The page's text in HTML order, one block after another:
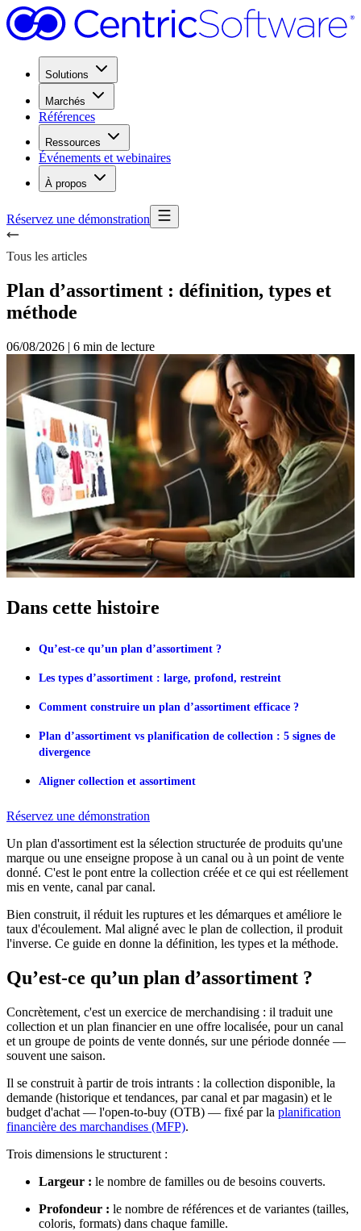
Solutions
Marchés
Références
Ressources
Événements et webinaires
À propos
Réservez une démonstration
Tous les articles
Plan d’assortiment : définition, types et
méthode
06/08/2026 | 6 min de lecture
Dans cette histoire
Qu’est-ce qu’un plan d’assortiment ?
Les types d’assortiment : large, profond, restreint
Comment construire un plan d’assortiment efficace ?
Plan d’assortiment vs planification de collection : 5 signes de
divergence
Aligner collection et assortiment
Réservez une démonstration
Un plan d'assortiment est la sélection structurée de produits qu'une
marque ou une enseigne propose à un canal ou à un point de vente
donné. C'est le pont entre la collection créée et ce qui est réellement
mis en vente, canal par canal.
Bien construit, il réduit les ruptures et les démarques et améliore le
taux d'écoulement. Mal aligné avec le plan de collection, il produit
l'inverse. Ce guide en donne la définition, les types et la méthode.
Qu’est-ce qu’un plan d’assortiment ?
Concrètement, c'est un exercice de merchandising : il traduit une
collection et un plan financier en une offre localisée, pour un canal
et un groupe de points de vente donnés, sur une période donnée —
souvent une saison.
Il se construit à partir de trois intrants : la collection disponible, la
demande (historique et tendances, par canal et par magasin) et le
budget d'achat — l'open-to-buy (OTB) — fixé par la planification
financière des marchandises (MFP).
Trois dimensions le structurent :
Largeur : le nombre de familles ou de besoins couverts.
Profondeur : le nombre de références et de variantes (tailles,
coloris, formats) dans chaque famille.